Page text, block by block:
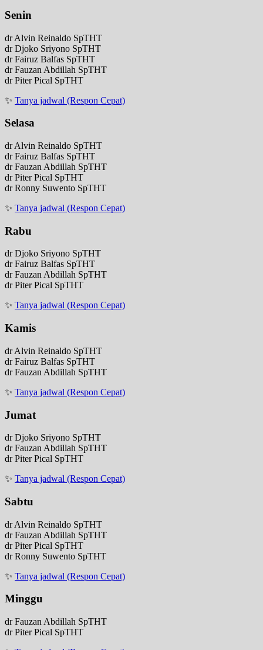
Senin
dr Alvin Reinaldo SpTHT
dr Djoko Sriyono SpTHT
dr Fairuz Balfas SpTHT
dr Fauzan Abdillah SpTHT
dr Piter Pical SpTHT
✨ Tanya jadwal (Respon Cepat)
Selasa
dr Alvin Reinaldo SpTHT
dr Fairuz Balfas SpTHT
dr Fauzan Abdillah SpTHT
dr Piter Pical SpTHT
dr Ronny Suwento SpTHT
✨ Tanya jadwal (Respon Cepat)
Rabu
dr Djoko Sriyono SpTHT
dr Fairuz Balfas SpTHT
dr Fauzan Abdillah SpTHT
dr Piter Pical SpTHT
✨ Tanya jadwal (Respon Cepat)
Kamis
dr Alvin Reinaldo SpTHT
dr Fairuz Balfas SpTHT
dr Fauzan Abdillah SpTHT
✨ Tanya jadwal (Respon Cepat)
Jumat
dr Djoko Sriyono SpTHT
dr Fauzan Abdillah SpTHT
dr Piter Pical SpTHT
✨ Tanya jadwal (Respon Cepat)
Sabtu
dr Alvin Reinaldo SpTHT
dr Fauzan Abdillah SpTHT
dr Piter Pical SpTHT
dr Ronny Suwento SpTHT
✨ Tanya jadwal (Respon Cepat)
Minggu
dr Fauzan Abdillah SpTHT
dr Piter Pical SpTHT